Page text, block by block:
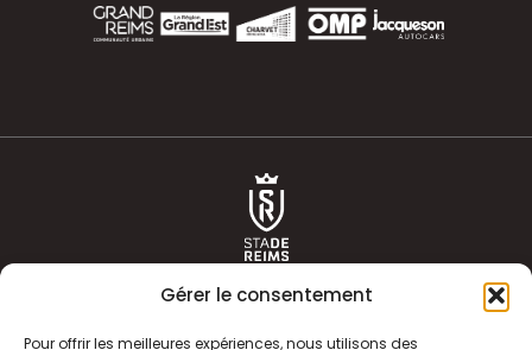
Gérer le consentement
Pour offrir les meilleures expériences, nous utilisons des